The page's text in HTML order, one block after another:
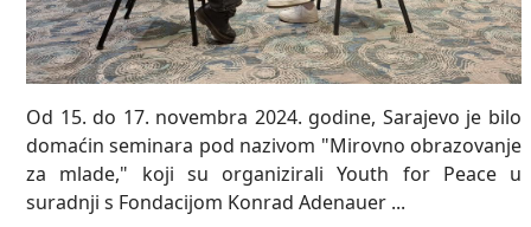
Od 15. do 17. novembra 2024. godine, Sarajevo je bilo
domaćin seminara pod nazivom "Mirovno obrazovanje
za mlade," koji su organizirali Youth for Peace u
suradnji s Fondacijom Konrad Adenauer ...